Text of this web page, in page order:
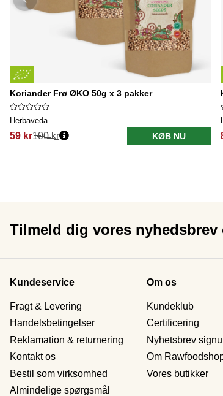
Koriander Frø ØKO 50g x 3 pakker
Herbaveda
59 kr100 kr KØB NU
Tilmeld dig vores nyhedsbrev
Kundeservice
Fragt & Levering
Handelsbetingelser
Reklamation & returnering
Kontakt os
Bestil som virksomhed
Almindelige spørgsmål
Om os
Kundeklub
Certificering
Nyhetsbrev
Om
Vores butikker